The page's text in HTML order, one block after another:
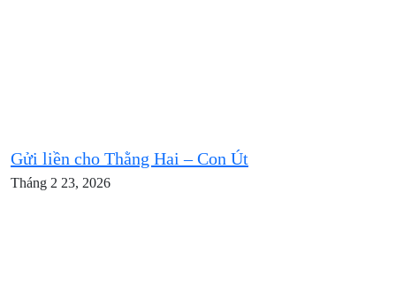
Gửi liền cho Thằng Hai – Con Út
Tháng 2 23, 2026